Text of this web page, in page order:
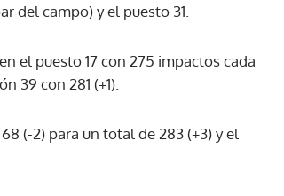
del campo) y el puesto 31.
el puesto 17 con 275 impactos cada
39 con 281 (+1).
(-2) para un total de 283 (+3) y el